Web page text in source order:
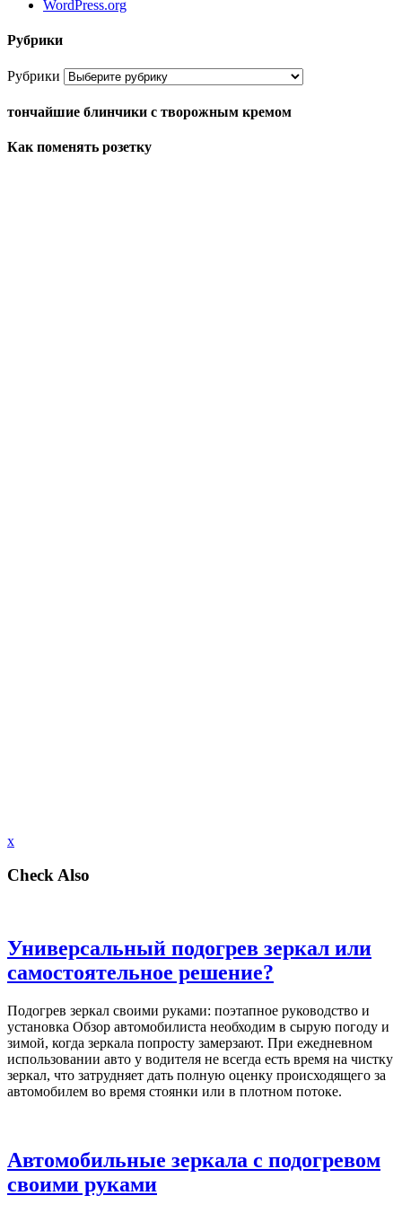
WordPress.org
Рубрики
Рубрики
тончайшие блинчики с творожным кремом
Как поменять розетку
x
Check Also
Универсальный подогрев зеркал или
самостоятельное решение?
Подогрев зеркал своими руками: поэтапное руководство и
установка Обзор автомобилиста необходим в сырую погоду и
зимой, когда зеркала попросту замерзают. При ежедневном
использовании авто у водителя не всегда есть время на чистку
зеркал, что затрудняет дать полную оценку происходящего за
автомобилем во время стоянки или в плотном потоке.
Автомобильные зеркала с подогревом
своими руками